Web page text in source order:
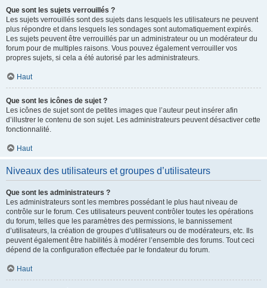
Que sont les sujets verrouillés ?
Les sujets verrouillés sont des sujets dans lesquels les utilisateurs ne peuvent
plus répondre et dans lesquels les sondages sont automatiquement expirés.
Les sujets peuvent être verrouillés par un administrateur ou un modérateur du
forum pour de multiples raisons. Vous pouvez également verrouiller vos
propres sujets, si cela a été autorisé par les administrateurs.
Haut
Que sont les icônes de sujet ?
Les icônes de sujet sont de petites images que l’auteur peut insérer afin
d’illustrer le contenu de son sujet. Les administrateurs peuvent désactiver cette
fonctionnalité.
Haut
Niveaux des utilisateurs et groupes d’utilisateurs
Que sont les administrateurs ?
Les administrateurs sont les membres possédant le plus haut niveau de
contrôle sur le forum. Ces utilisateurs peuvent contrôler toutes les opérations
du forum, telles que les paramètres des permissions, le bannissement
d’utilisateurs, la création de groupes d’utilisateurs ou de modérateurs, etc. Ils
peuvent également être habilités à modérer l’ensemble des forums. Tout ceci
dépend de la configuration effectuée par le fondateur du forum.
Haut